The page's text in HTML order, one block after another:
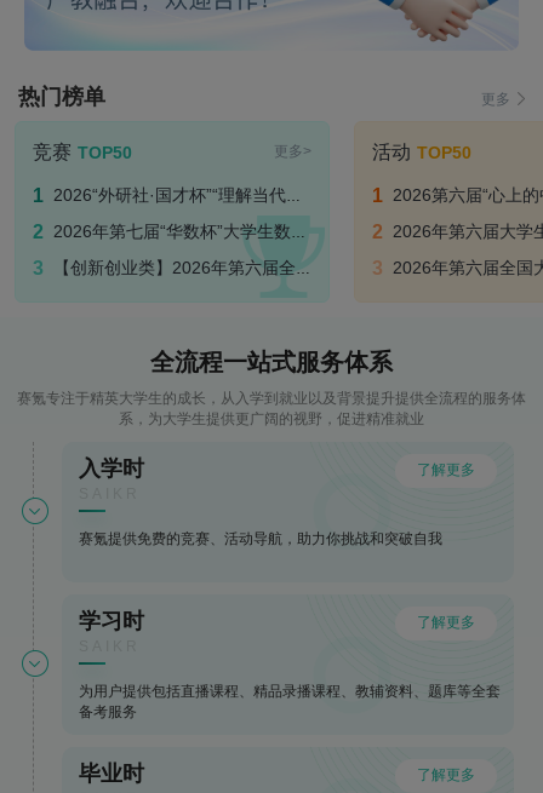
热门榜单 更多
竞赛 TOP50 更多>
2026“外研社·国才杯”“理解当代中国” 外语能力公开赛
2026年第七届“华数杯”大学生数学建模竞赛
【创新创业类】2026年第六届全国大学生技术创新创业大赛-国赛
活动 TOP50
2026第六届“心上的中国” 全国
2026年第六届大学生生态环境保
2026年第六届全国大学生技
全流程一站式服务体系
赛氪专注于精英大学生的成长，从入学到就业以及背景提升提供全流程的服务体
系，为大学生提供更广阔的视野，促进精准就业
入学时
赛氪提供免费的竞赛、活动导航，助力你挑战和突破自我
了解更多
学习时
为用户提供包括直播课程、精品录播课程、教辅资料、题库等全套
备考服务
了解更多
毕业时 了解更多